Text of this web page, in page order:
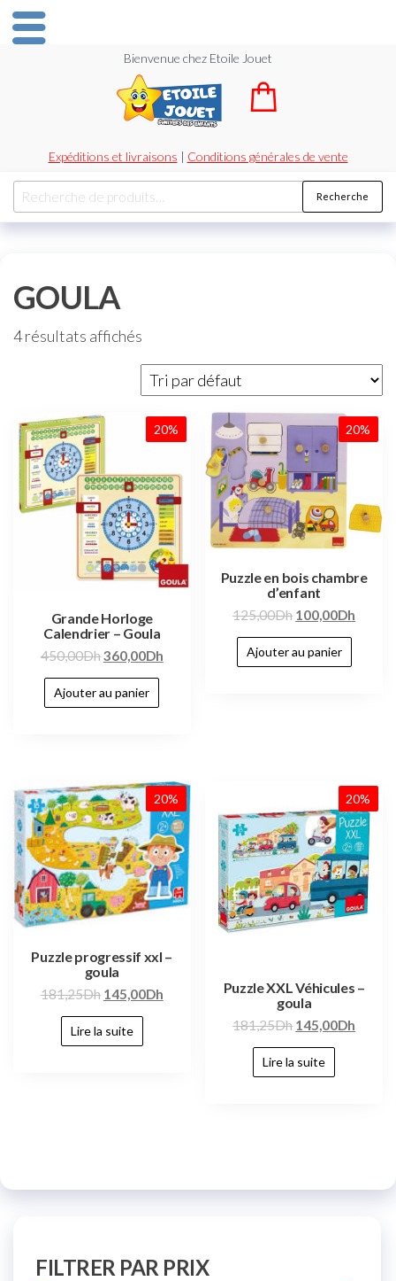
Bienvenue chez Etoile Jouet
Expéditions et livraisons | Conditions générales de vente
Recherche
GOULA
4 résultats affichés
20%
Grande Horloge
Calendrier – Goula
450,00Dh360,00Dh
Ajouter au panier
20%
Puzzle en bois chambre
d’enfant
125,00Dh 100,00Dh
Ajouter au panier
20%
Puzzle progressif xxl –
goula
181,25Dh 145,00Dh
Lire la suite
20%
Puzzle XXL Véhicules –
goula
181,25Dh 145,00Dh
Lire la suite
FILTRER PAR PRIX